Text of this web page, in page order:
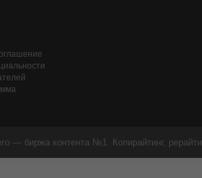
— биржа контента №1. Копирайтинг,